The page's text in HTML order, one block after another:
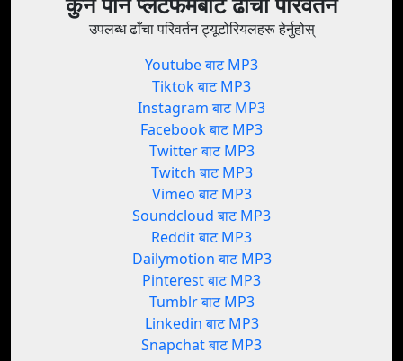
उपलब्ध ढाँचा परिवर्तन ट्यूटोरियलहरू हेर्नुहोस्
Youtube बाट MP3
Tiktok बाट MP3
Instagram बाट MP3
Facebook बाट MP3
Twitter बाट MP3
Twitch बाट MP3
Vimeo बाट MP3
Soundcloud बाट MP3
Reddit बाट MP3
Dailymotion बाट MP3
Pinterest बाट MP3
Tumblr बाट MP3
Linkedin बाट MP3
Snapchat बाट MP3